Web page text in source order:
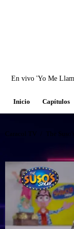
En vivo 'Yo Me
Inicio Capítulos
Caracol TV The